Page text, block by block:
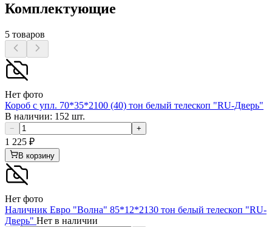
Комплектующие
5 товаров
Нет фото
Короб с упл. 70*35*2100 (40) тон белый телескоп "RU-Дверь"
В наличии: 152 шт.
− +
1 225 ₽
В корзину
Нет фото
Наличник Евро "Волна" 85*12*2130 тон белый телескоп "RU-
Дверь" Нет в наличии